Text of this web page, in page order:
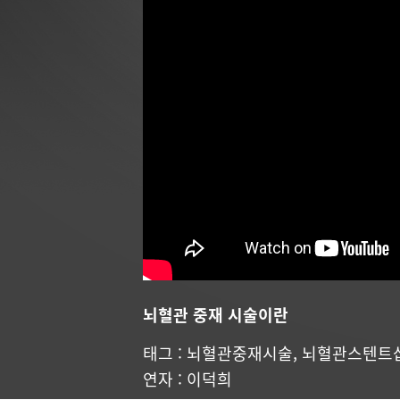
뇌혈관 중재 시술이란
태그 : 뇌혈관중재시술, 뇌혈관스텐트
연자 : 이덕희